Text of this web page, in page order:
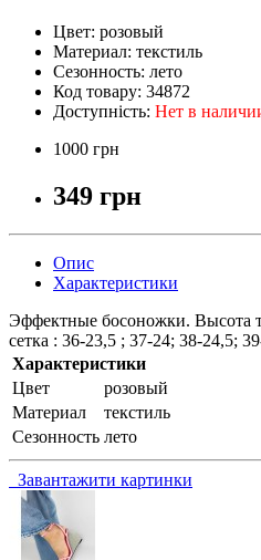
Цвет: розовый
Материал: текстиль
Сезонность: лето
Код товару: 34872
Доступність: Нет в
1000 грн
349 грн
Опис
Характеристики
Эффектные босоножки. Высота
сетка : 36-23,5 ; 37-24; 38-24,5;
Характеристики
Цвет
розовый
Материал
текстиль
Сезонность лето
Завантажити картинки